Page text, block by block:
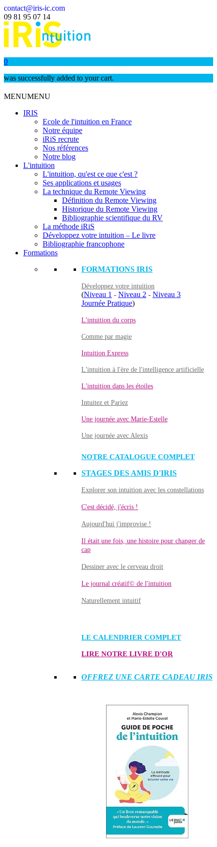
contact@iris-ic.com
09 81 95 07 14
0
was successfully added to your cart.
MENUMENU
IRIS
Ecole de l'intuition en France
Notre équipe
iRiS recrute
Nos références
Notre blog
L'intuition
L'intuition, qu'est ce que c'est ?
Ses applications et usages
La technique du Remote Viewing
Définition du Remote Viewing
Historique du Remote Viewing
Bibliographie scientifique du RV
La méthode iRiS
Développez votre intuition – Le livre
Bibliographie francophone
Formations
FORMATIONS IRIS
Développez votre intuition
(Niveau 1 - Niveau 2 - Niveau 3
Journée Pratique)
L'intuition du corps
Comme par magie
Intuition Express
L'intuition à l'ère de l'intelligence artificielle
L'intuition dans les étoiles
Intuitez et Pariez
Une journée avec Marie-Estelle
Une journée avec Alexis
NOTRE CATALOGUE COMPLET
STAGES DES AMIS D'IRIS
Explorer son intuition avec les constellations
C'est décidé, j'écris !
Aujourd'hui j'improvise !
Il était une fois, une histoire pour changer de
cap
Dessiner avec le cerveau droit
Le journal créatif© de l'intuition
Naturellement intuitif
LE CALENDRIER COMPLET
LIRE NOTRE LIVRE D'OR
OFFREZ UNE CARTE CADEAU IRIS